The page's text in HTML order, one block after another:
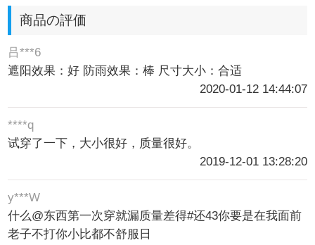
商品の評価
吕***6
遮阳效果：好 防雨效果：棒 尺寸大小：合适
2020-01-12 14:44:07
****q
试穿了一下，大小很好，质量很好。
2019-12-01 13:28:20
y***W
什么@东西第一次穿就漏质量差得#还43你要是在我面前
老子不打你小比都不舒服日